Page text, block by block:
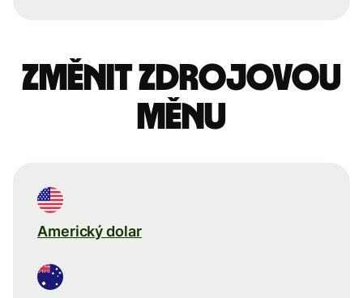
Změnit zdrojovou
měnu
Americký dolar